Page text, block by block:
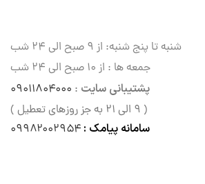
شنبه تا پنج شنبه: از ۹ صبح الی
۲۴ شب
جمعه ها : از ۱۰ صبح الی ۲۴ شب
پشتیبانی سایت : ۰۹۰۱۱۸۰۴۰۰۰
( ۹ الی ۲۱ به جز روزهای تعطیل )
سامانه پیامک : ۰۹۹۸۲۰۰۲۹۵۴